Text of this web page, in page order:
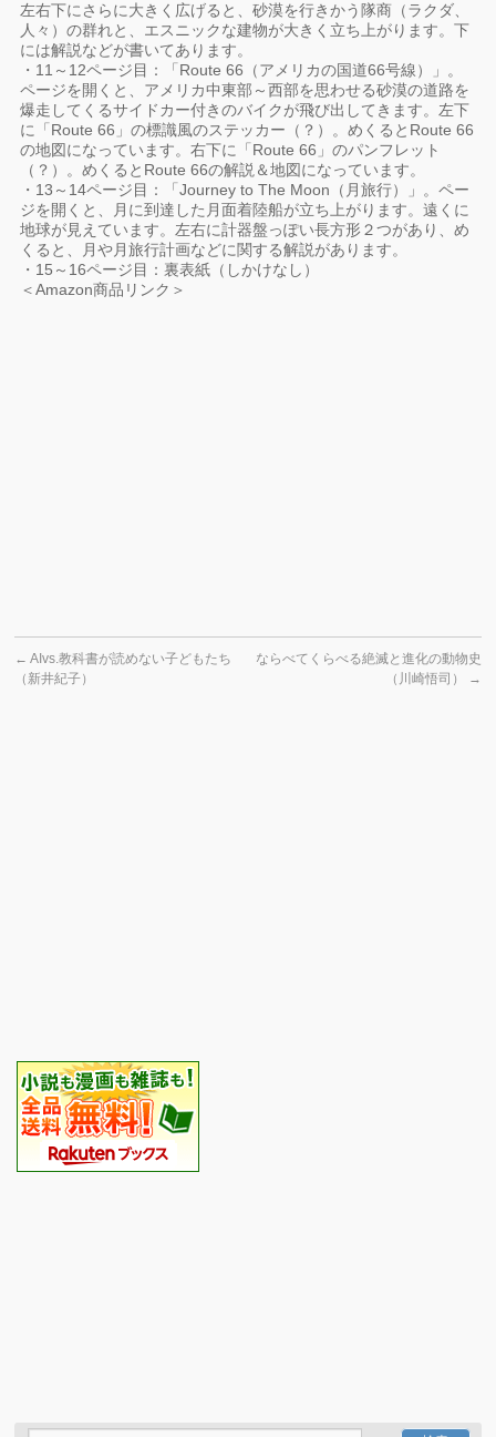
左右下にさらに大きく広げると、砂漠を行きかう隊商（ラクダ、
人々）の群れと、エスニックな建物が大きく立ち上がります。下
には解説などが書いてあります。
・11～12ページ目：「Route 66（アメリカの国道66号線）」。
ページを開くと、アメリカ中東部～西部を思わせる砂漠の道路を
爆走してくるサイドカー付きのバイクが飛び出してきます。左下
に「Route 66」の標識風のステッカー（？）。めくるとRoute 66
の地図になっています。右下に「Route 66」のパンフレット
（？）。めくるとRoute 66の解説＆地図になっています。
・13～14ページ目：「Journey to The Moon（月旅行）」。ペー
ジを開くと、月に到達した月面着陸船が立ち上がります。遠くに
地球が見えています。左右に計器盤っぽい長方形２つがあり、め
くると、月や月旅行計画などに関する解説があります。
・15～16ページ目：裏表紙（しかけなし）
＜Amazon商品リンク＞
← AIvs.教科書が読めない子どもたち
（新井紀子）
ならべてくらべる絶滅と進化の動物史
（川崎悟司）
→